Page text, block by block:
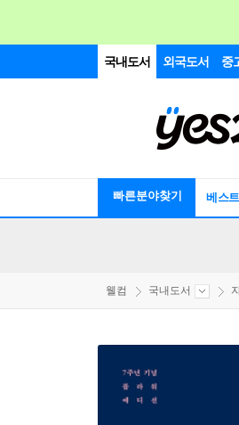
국내도서 외국도서 중
빠른분야찾기 베스트
웰컴 국내도서